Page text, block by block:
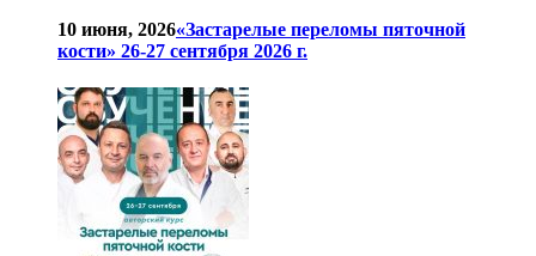
10 июня, 2026«Застарелые переломы пяточной
кости» 26-27 сентября 2026 г.